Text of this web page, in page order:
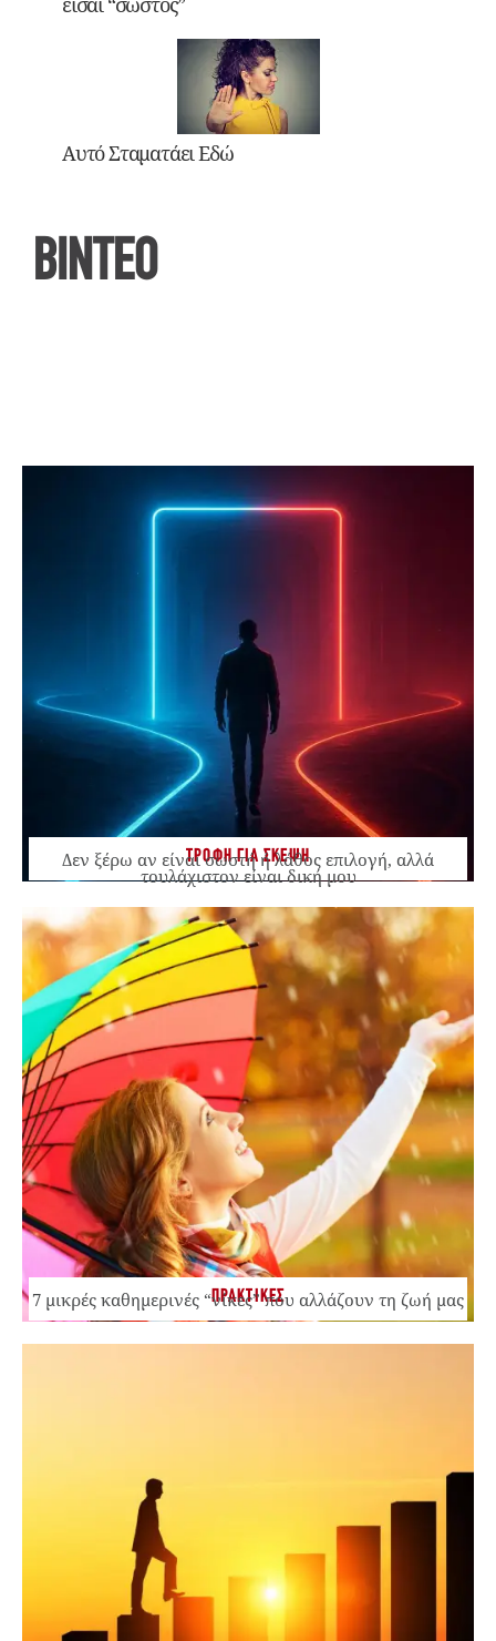
Αυτό Σταματάει Εδώ
ΒΙΝΤΕΟ
ΤΡΟΦΗ ΓΙΑ ΣΚΕΨΗ
Δεν ξέρω αν είναι σωστή ή λάθος επιλογή, αλλά
τουλάχιστον είναι δική μου
ΠΡΑΚΤΙΚΕΣ
7 μικρές καθημερινές “νίκες” που αλλάζουν τη ζωή μας